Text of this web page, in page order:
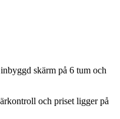
skärm på 6 tum och
och priset ligger på